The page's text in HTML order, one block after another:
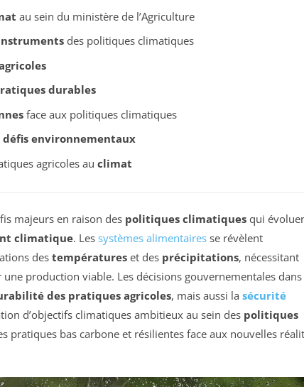
au sein du ministère de l’Agriculture
des politiques climatiques
durables
face aux politiques climatiques
défis environnementaux
agricoles au climat
majeurs en raison des politiques climatiques qui
climatique. Les systèmes alimentaires se révèlent
des températures et des précipitations, nécessitant
production viable. Les décisions gouvernementales dans
des pratiques agricoles, mais aussi la sécurité
d’objectifs climatiques ambitieux au sein des politiques
pratiques bas carbone et résilientes face aux nouvelles